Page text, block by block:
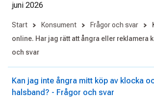
juni 2026
Start Konsument Frågor och svar
online. Har jag rätt att ångra eller reklamera
och svar
Kan jag inte ångra mitt köp av klocka
halsband? - Frågor och svar